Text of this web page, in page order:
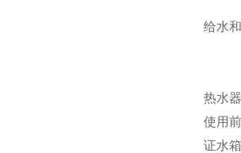
给水
热水
使用
证水